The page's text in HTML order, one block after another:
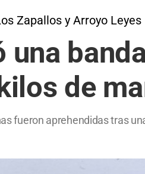
Zapallos y Arroyo Leyes
una
de
fueron aprehendidas tras